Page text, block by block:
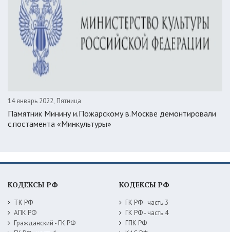
14 январь 2022, Пятница
Памятник Минину и.Пожарскому в.Москве демонтировали
с.постамента «Минкультуры»
КОДЕКСЫ РФ
ТК РФ
АПК РФ
Гражданский - ГК РФ
КОДЕКСЫ РФ
ГК РФ - часть 3
ГК РФ - часть 4
ГПК РФ